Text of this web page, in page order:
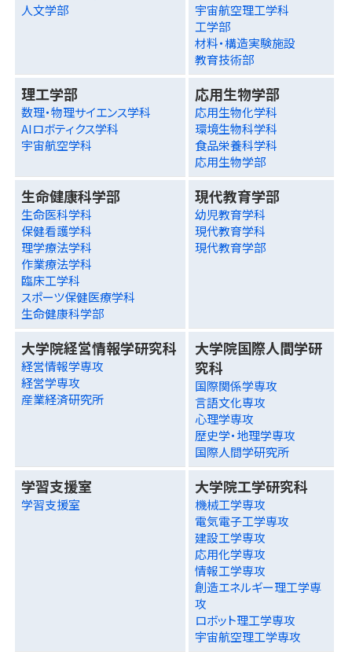
人文学部
宇宙航空理工学科
工学部
材料・構造実験施設
教育技術部
理工学部
数理・物理サイエンス学科
AIロボティクス学科
宇宙航空学科
応用生物学部
応用生物化学科
環境生物科学科
食品栄養科学科
応用生物学部
生命健康科学部
生命医科学科
保健看護学科
理学療法学科
作業療法学科
臨床工学科
スポーツ保健医療学科
生命健康科学部
現代教育学部
幼児教育学科
現代教育学科
現代教育学部
大学院経営情報学研究科
経営情報学専攻
経営学専攻
産業経済研究所
大学院国際人間学研
究科
国際関係学専攻
言語文化専攻
心理学専攻
歴史学・地理学専攻
国際人間学研究所
学習支援室
学習支援室
大学院工学研究科
機械工学専攻
電気電子工学専攻
建設工学専攻
応用化学専攻
情報工学専攻
創造エネルギー理工学専
攻
ロボット理工学専攻
宇宙航空理工学専攻